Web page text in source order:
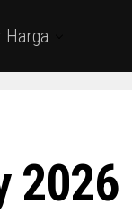
Harga
2026